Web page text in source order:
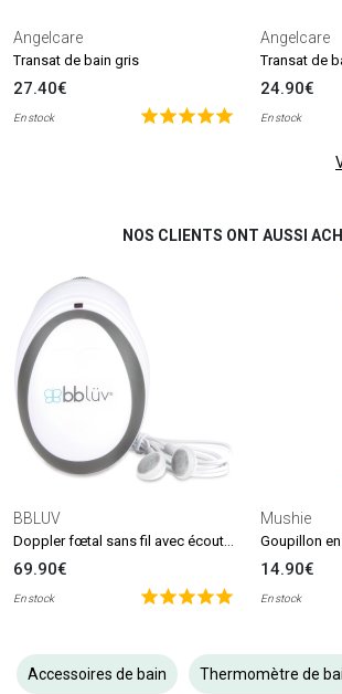
Angelcare
Transat de bain gris
27.40€
En stock
Angelcare
Transat de
24.90€
En stock
NOS CLIENTS ONT AUSSI
BBLUV
Doppler fœtal sans fil avec écouteurs Echö
69.90€
En stock
Mushie
14.90€
En stock
Accessoires de bain Thermomètre de